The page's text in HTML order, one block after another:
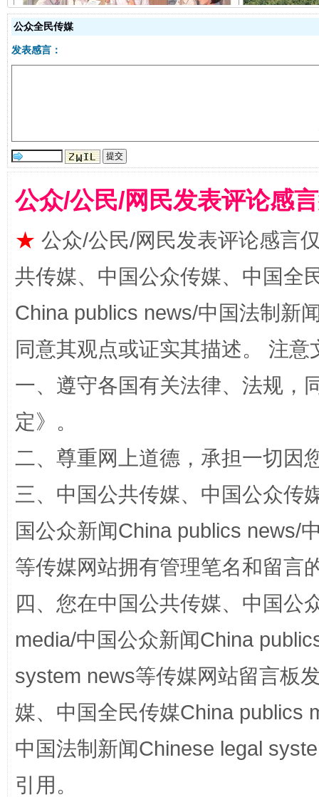
受贿1.44亿！段成刚被判无期 从幼
全民健身五年计划来了！等你上场
阿坝州三大球赛在茂县开幕 规模
国家大学科技园优化重塑工作
公众全民传媒
发表感言：
公众/公民/网民发表评论感
★ 公众/公民/网民发表评论感言
共传媒、中国公众传媒、中国全
China publics news/中国法制新
同意其观点或证实其描述。 注
一、遵守各国有关法律、法规，
定》。
二、尊重网上道德，承担一切因
三、中国公共传媒、中国公众传
国公众新闻China publics news/
等传媒网站拥有管理笔名和留言
四、您在中国公共传媒、中国公
media/中国公众新闻China
system news等传媒网站留言板
媒、中国全民传媒China publics
中国法制新闻Chinese legal
引用。